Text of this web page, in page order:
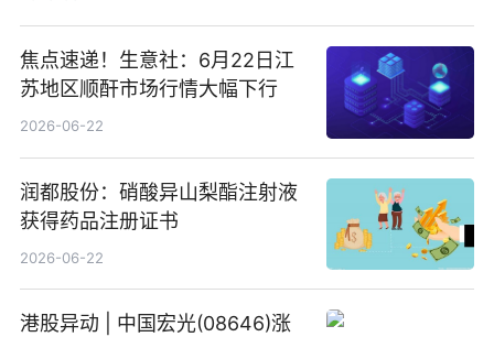
焦点速递！生意社：6月22日江
苏地区顺酐市场行情大幅下行
2026-06-22
润都股份：硝酸异山梨酯注射液
获得药品注册证书
2026-06-22
港股异动 | 中国宏光(08646)涨